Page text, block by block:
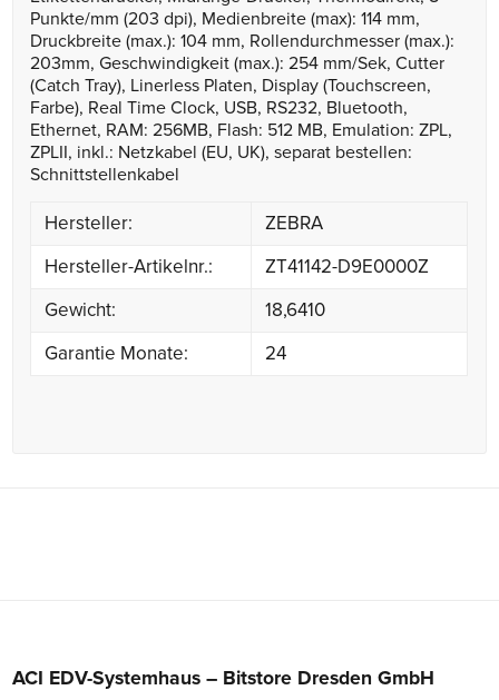
Punkte/mm (203 dpi), Medienbreite (max): 114 mm,
Druckbreite (max.): 104 mm, Rollendurchmesser (max.):
203mm, Geschwindigkeit (max.): 254 mm/Sek, Cutter
(Catch Tray), Linerless Platen, Display (Touchscreen,
Farbe), Real Time Clock, USB, RS232, Bluetooth,
Ethernet, RAM: 256MB, Flash: 512 MB, Emulation: ZPL,
ZPLII, inkl.: Netzkabel (EU, UK), separat bestellen:
Schnittstellenkabel
Hersteller:
ZEBRA
Hersteller-Artikelnr.:
ZT41142-D9E0000Z
Gewicht:
18,6410
Garantie Monate:
24
ACI EDV-Systemhaus – Bitstore Dresden GmbH